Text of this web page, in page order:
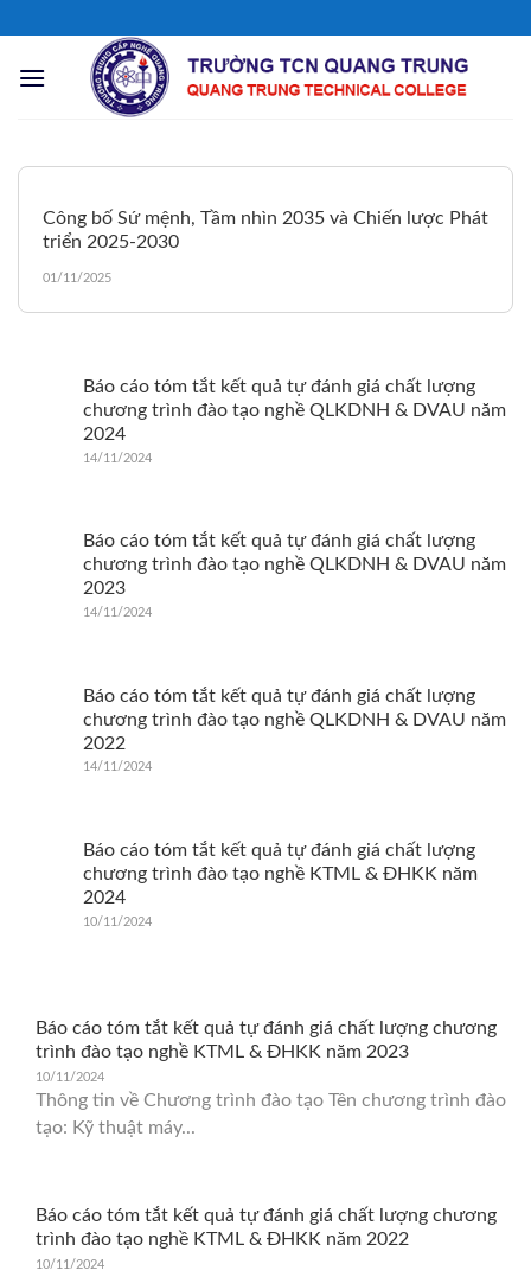
nội
Công bố Sứ mệnh, Tầm nhìn 2035 và Chiến lược Phát
triển 2025-2030
01/11/2025
Báo cáo tóm tắt kết quả tự đánh giá chất lượng
chương trình đào tạo nghề QLKDNH & DVAU năm
2024
14/11/2024
Báo cáo tóm tắt kết quả tự đánh giá chất lượng
chương trình đào tạo nghề QLKDNH & DVAU năm
2023
14/11/2024
Báo cáo tóm tắt kết quả tự đánh giá chất lượng
chương trình đào tạo nghề QLKDNH & DVAU năm
2022
14/11/2024
Báo cáo tóm tắt kết quả tự đánh giá chất lượng
chương trình đào tạo nghề KTML & ĐHKK năm
2024
10/11/2024
Báo cáo tóm tắt kết quả tự đánh giá chất lượng chương
trình đào tạo nghề KTML & ĐHKK năm 2023
10/11/2024
Thông tin về Chương trình đào tạo Tên chương trình đào
tạo: Kỹ thuật máy...
Báo cáo tóm tắt kết quả tự đánh giá chất lượng chương
trình đào tạo nghề KTML & ĐHKK năm 2022
10/11/2024